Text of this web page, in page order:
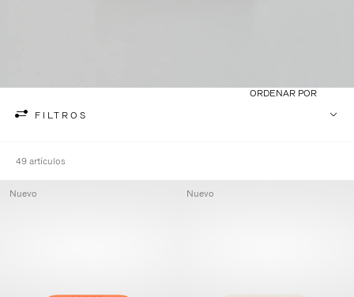
FILTROS
ORDENAR POR
49 artículos
Nuevo Nuevo